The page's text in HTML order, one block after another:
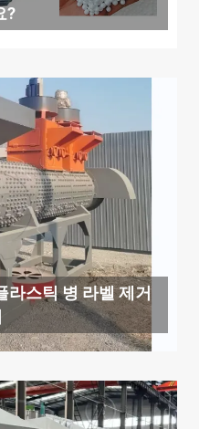
?
라스틱 병 라벨 제거